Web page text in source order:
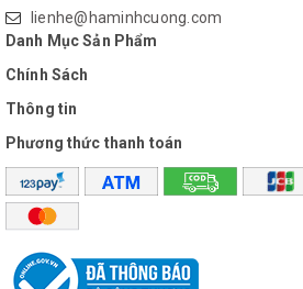
lienhe@haminhcuong.com
Danh Mục Sản Phẩm
Chính Sách
Thông tin
Phương thức thanh toán